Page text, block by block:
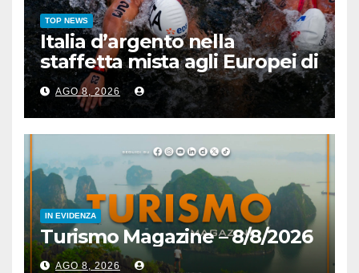
TOP NEWS
Italia d’argento nella
staffetta mista agli Europei di
nuoto di fondo
AGO 8, 2026
IN EVIDENZA
Turismo Magazine – 8/8/2026
AGO 8, 2026